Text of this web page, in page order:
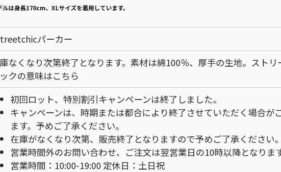
ルは身長170cm、XLサイズを着用しています。
パーカー
なくなり次第終了となります。素材は綿100％、厚手の生地。 ストリ
クの意味はこちら
初回ロット、特別割引キャンペーンは終了しました。
キャンペーンは、時期または都合により終了させていただく場合が
ます。予めご了承ください。
在庫がなくなり次第、販売終了となりますので予めご了承ください。
営業時間外のお問い合わせ、ご注文は翌営業日の10時以降となります
営業時間：10:00-19:00 定休日：土日祝